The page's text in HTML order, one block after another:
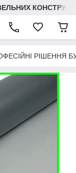
КОНСТРУКЦІЙ
РІШЕННЯ